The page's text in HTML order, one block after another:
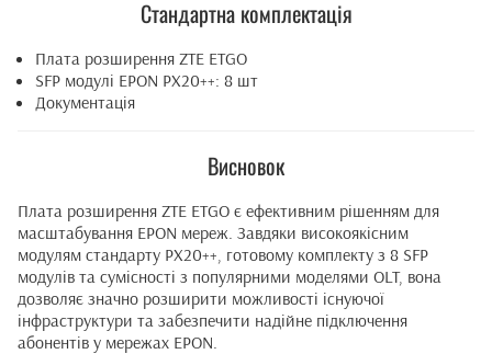
Стандартна комплектація
Плата розширення ZTE ETGO
SFP модулі EPON PX20++: 8 шт
Документація
Висновок
Плата розширення ZTE ETGO є ефективним рішенням для
масштабування EPON мереж. Завдяки високоякісним
модулям стандарту PX20++, готовому комплекту з 8 SFP
модулів та сумісності з популярними моделями OLT, вона
дозволяє значно розширити можливості існуючої
інфраструктури та забезпечити надійне підключення
абонентів у мережах EPON.